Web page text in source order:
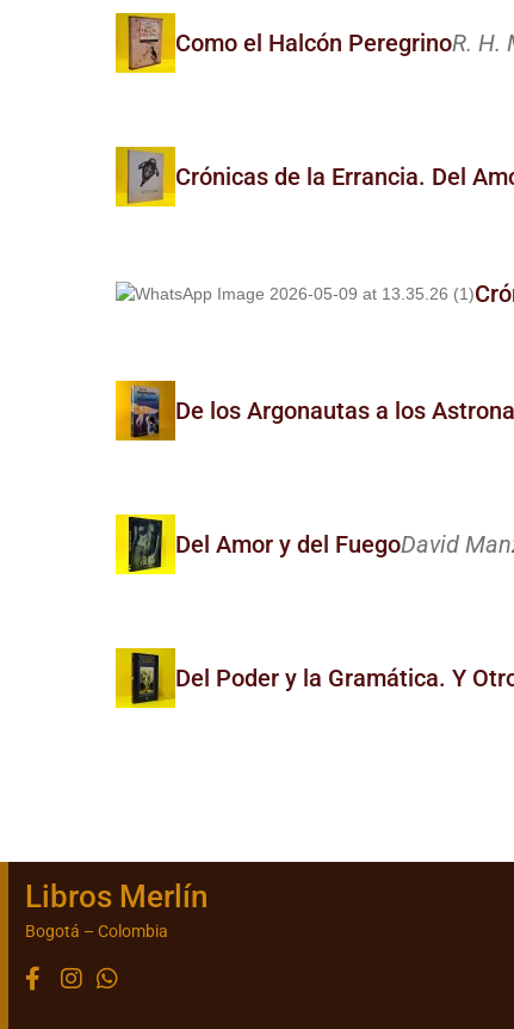
Como el Halcón PeregrinoR. H.
Crónicas de la Errancia. Del
De los Argonautas a los
Del Amor y del FuegoDavid
Del Poder y la Gramática. Y
Libros Merlín
Bogotá – Colombia